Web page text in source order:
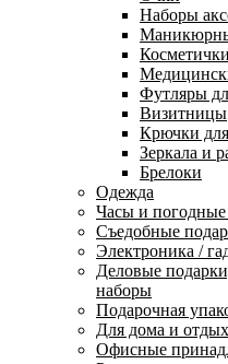
Наборы
Косметички
Футляры
Визитницы
Крючки
Зеркала и
Брелоки
Одежда
Часы и погодные
Съедобные
Электроника /
Деловые
наборы
Подарочная
Для дома и
Офисные